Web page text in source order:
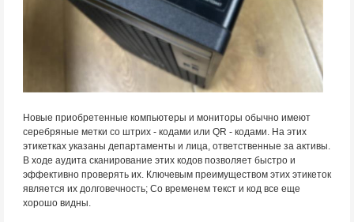
Новые приобретенные компьютеры и мониторы обычно имеют
серебряные метки со штрих - кодами или QR - кодами. На этих
этикетках указаны департаменты и лица, ответственные за активы.
В ходе аудита сканирование этих кодов позволяет быстро и
эффективно проверять их. Ключевым преимуществом этих этикеток
является их долговечность; Со временем текст и код все еще
хорошо видны.